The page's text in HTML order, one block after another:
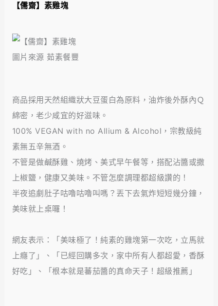
【儒齋】素雞塊
圖片來源 茹素餐豐
商品採用天然組織狀大豆蛋白為原料，油炸後外酥內Ｑ
綿密，老少咸宜的好滋味。
100% VEGAN with no Allium & Alcohol，宗教級純
素無五辛無酒。
不管是做鹹酥雞、燒烤、美式早午餐等，搭配沾醬或撒
上椒鹽，健康又美味。不管怎麼調理都超級讚的！
半夜追劇肚子咕嚕咕嚕叫嗎？丟下去氣炸短短幾分鐘，
美味就上桌囉！
網友表示：「美味極了！純素的雞塊第一次吃，立馬就
上癮了」、「已經回購多次，家中所有人都超愛，香酥
好吃」、「根本就是蕃茄醬的真命天子！超級推薦」